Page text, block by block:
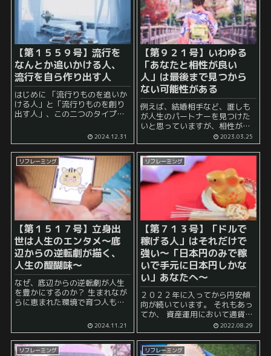
【第１５５９号】流行を
なんとか追いかける人、
流行を自ら作り出す人
はじめに 「流行りものを追いか
ける人」と「流行りものを創り
出す人」、この二つのタイプ
意見やトレンドに影響されやす
く、それに合わせて行動する傾
向があります。 一方、...
2024.12.31
【第９２１号】いわゆる
「あなたと相性が良い
人」は最後まで見つから
ない可能性がある
例えば、結婚相手など、誰しも
が人生のパートナーを見つけた
いと思っていますが、相性がよ
く、理想的な人を見つけること
はそう簡単ではありません。 ま
た、たとえ相性が良さそうだと
感じた人がいたとしても、結婚
しても離婚して孤独になってし
まう人...
2023.03.25
リフレーミング
【第１５１７号】立身出
世は人生のエンタメ～底
辺からの逆転劇が描く、
人生の醍醐味～
なぜ、底辺からの逆転劇が人生
を豊かにするのか？ 生まれなが
らに恵まれた環境で育つ人もい
合も、 「大富豪の息子や娘に生
まれたら今頃は……」 などとあ
りも...
2024.11.21
リフレーミング
【第７１３号】「ドルで
稼げる人」はそれだけで
強い～「日本円のみで稼
いで手元に日本円しかな
い」あなたへ～
２０２２年に入ってから円安傾
向が続いています。 それもあっ
てか、 資産運用において通貨分
けでは価値が目減りしてしまう
のでドルでも運用しよう といっ
た話をよく耳にするようになり
2022.08.29
リフレーミング リフレーミング